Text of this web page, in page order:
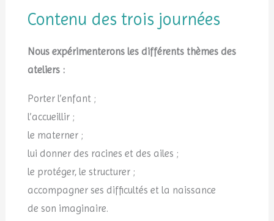
Contenu des trois journées
Nous expérimenterons les différents thèmes des
ateliers :
Porter l’enfant ;
l’accueillir ;
le materner ;
lui donner des racines et des ailes ;
le protéger, le structurer ;
accompagner ses difficultés et la naissance
deson imaginaire.